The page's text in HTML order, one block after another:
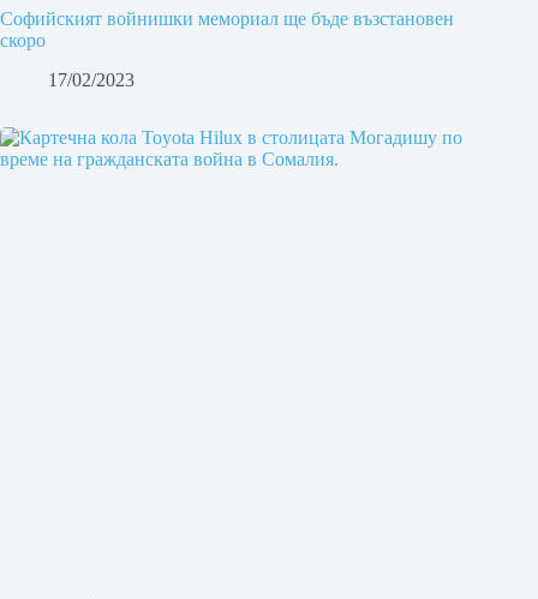
Софийският войнишки мемориал ще бъде възстановен
скоро
17/02/2023